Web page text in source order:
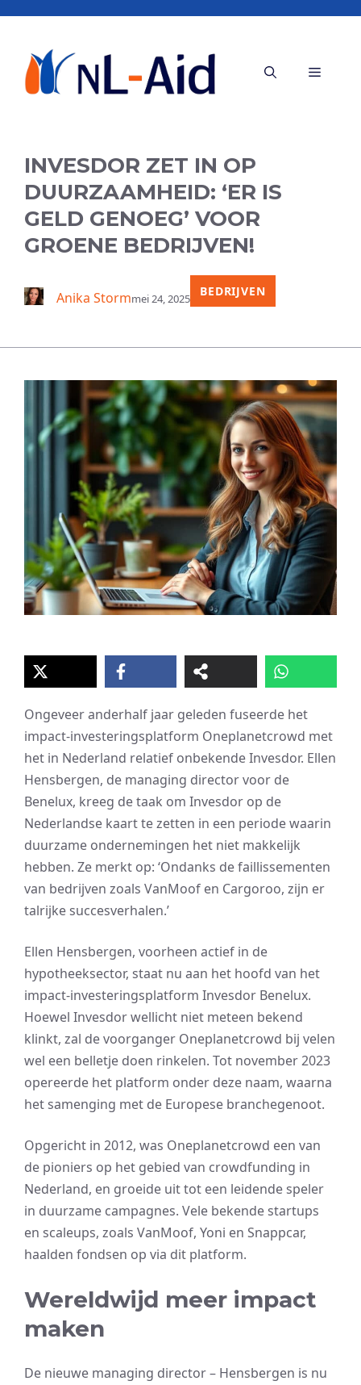
inhoud
Menu
INVESDOR ZET IN OP
DUURZAAMHEID: ‘ER IS
GELD GENOEG’ VOOR
GROENE BEDRIJVEN!
Anika Stormmei 24, 2025 BEDRIJVEN
Ongeveer anderhalf jaar geleden fuseerde het
impact-investeringsplatform Oneplanetcrowd met
het in Nederland relatief onbekende Invesdor. Ellen
Hensbergen, de managing director voor de
Benelux, kreeg de taak om Invesdor op de
Nederlandse kaart te zetten in een periode waarin
duurzame ondernemingen het niet makkelijk
hebben. Ze merkt op: ‘Ondanks de faillissementen
van bedrijven zoals VanMoof en Cargoroo, zijn er
talrijke succesverhalen.’
Ellen Hensbergen, voorheen actief in de
hypotheeksector, staat nu aan het hoofd van het
impact-investeringsplatform Invesdor Benelux.
Hoewel Invesdor wellicht niet meteen bekend
klinkt, zal de voorganger Oneplanetcrowd bij velen
wel een belletje doen rinkelen. Tot november 2023
opereerde het platform onder deze naam, waarna
het samenging met de Europese branchegenoot.
Opgericht in 2012, was Oneplanetcrowd een van
de pioniers op het gebied van crowdfunding in
Nederland, en groeide uit tot een leidende speler
in duurzame campagnes. Vele bekende startups
en scaleups, zoals VanMoof, Yoni en Snappcar,
haalden fondsen op via dit platform.
Wereldwijd meer impact
maken
De nieuwe managing director – Hensbergen is nu